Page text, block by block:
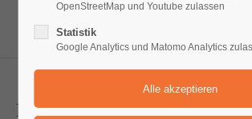
Register
Lorem ipsum dolor sit amet:
News 2-columns
OpenStreetMap und Youtube zulassen
Statistik
Google Analytics und Matomo Analytics